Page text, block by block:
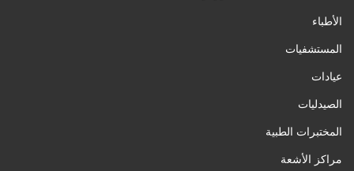
الأطباء
المستشفيات
عيادات
الصيدليات
المختبرات الطبية
مراكز الأشعة